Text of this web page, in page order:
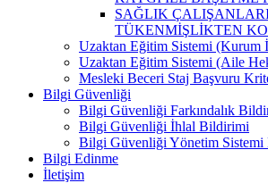
SAĞLIK
TÜKENMİŞLİKTEN
Uzaktan Eğitim Sistemi (Kurum
Uzaktan Eğitim Sistemi (Aile
Mesleki Beceri Staj Başvuru
Bilgi Güvenliği
Bilgi Güvenliği Farkındalık
Bilgi Güvenliği İhlal Bildirimi
Bilgi Güvenliği Yönetim Sistemi
Bilgi Edinme
İletişim